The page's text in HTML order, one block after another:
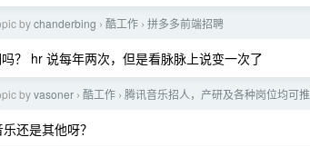
bychanderbing › 酷工作 › 拼多多前端招聘
？ hr 说每年两次，但是看脉脉上说变一次了
byvasoner › 酷工作 › 腾讯音乐招人，产研及各种岗位均可推
还是其他呀？